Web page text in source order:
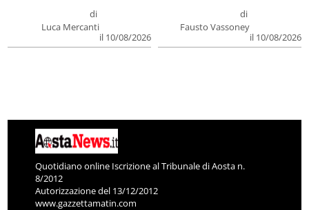
di
Luca Mercanti
il 10/08/2026
di
Fausto Vassoney
il 10/08/2026
Quotidiano online Iscrizione al Tribunale di Aosta n.
8/2012
Autorizzazione del 13/12/2012
www.gazzettamatin.com